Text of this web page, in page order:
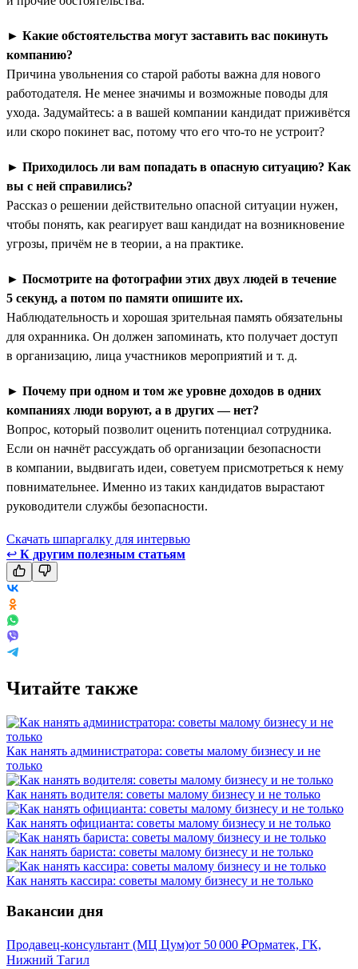
► Какие обстоятельства могут заставить вас покинуть
компанию?
Причина увольнения со старой работы важна для нового
работодателя. Не менее значимы и возможные поводы для
ухода. Задумайтесь: а в вашей компании кандидат приживётся
или скоро покинет вас, потому что его что-то не устроит?
► Приходилось ли вам попадать в опасную ситуацию? Как
вы с ней справились?
Рассказ о решении действительно опасной ситуации нужен,
чтобы понять, как реагирует ваш кандидат на возникновение
угрозы, причём не в теории, а на практике.
► Посмотрите на фотографии этих двух людей в течение
5 секунд, а потом по памяти опишите их.
Наблюдательность и хорошая зрительная память обязательны
для охранника. Он должен запоминать, кто получает доступ
в организацию, лица участников мероприятий и т. д.
► Почему при одном и том же уровне доходов в одних
компаниях люди воруют, а в других — нет?
Вопрос, который позволит оценить потенциал сотрудника.
Если он начнёт рассуждать об организации безопасности
в компании, выдвигать идеи, советуем присмотреться к нему
повнимательнее. Именно из таких кандидатов вырастают
руководители службы безопасности.
Скачать шпаргалку для интервью
↩ К другим полезным статьям
Читайте также
Как нанять администратора: советы малому бизнесу и не
только
Как нанять водителя: советы малому бизнесу и не только
Как нанять официанта: советы малому бизнесу и не только
Как нанять бариста: советы малому бизнесу и не только
Как нанять кассира: советы малому бизнесу и не только
Вакансии дня
Продавец-консультант (МЦ Цум)от 50 000 ₽Орматек, ГК,
Нижний Тагил